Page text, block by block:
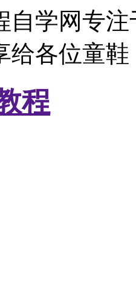
自学网专
给各位童